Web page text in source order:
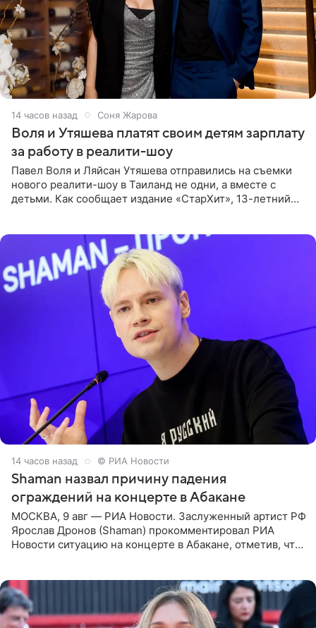
14 часов назад Соня Жарова
Воля и Утяшева платят своим детям зарплату
за работу в реалити-шоу
Павел Воля и Ляйсан Утяшева отправились на съемки
нового реалити-шоу в Таиланд не одни, а вместе с
детьми. Как сообщает издание «СтарХит», 13-летний
14 часов назад © РИА Новости
Shaman назвал причину падения
ограждений на концерте в Абакане
МОСКВА, 9 авг — РИА Новости. Заслуженный артист РФ
Ярослав Дронов (Shaman) прокомментировал РИА
Новости ситуацию на концерте в Абакане, отметив, что